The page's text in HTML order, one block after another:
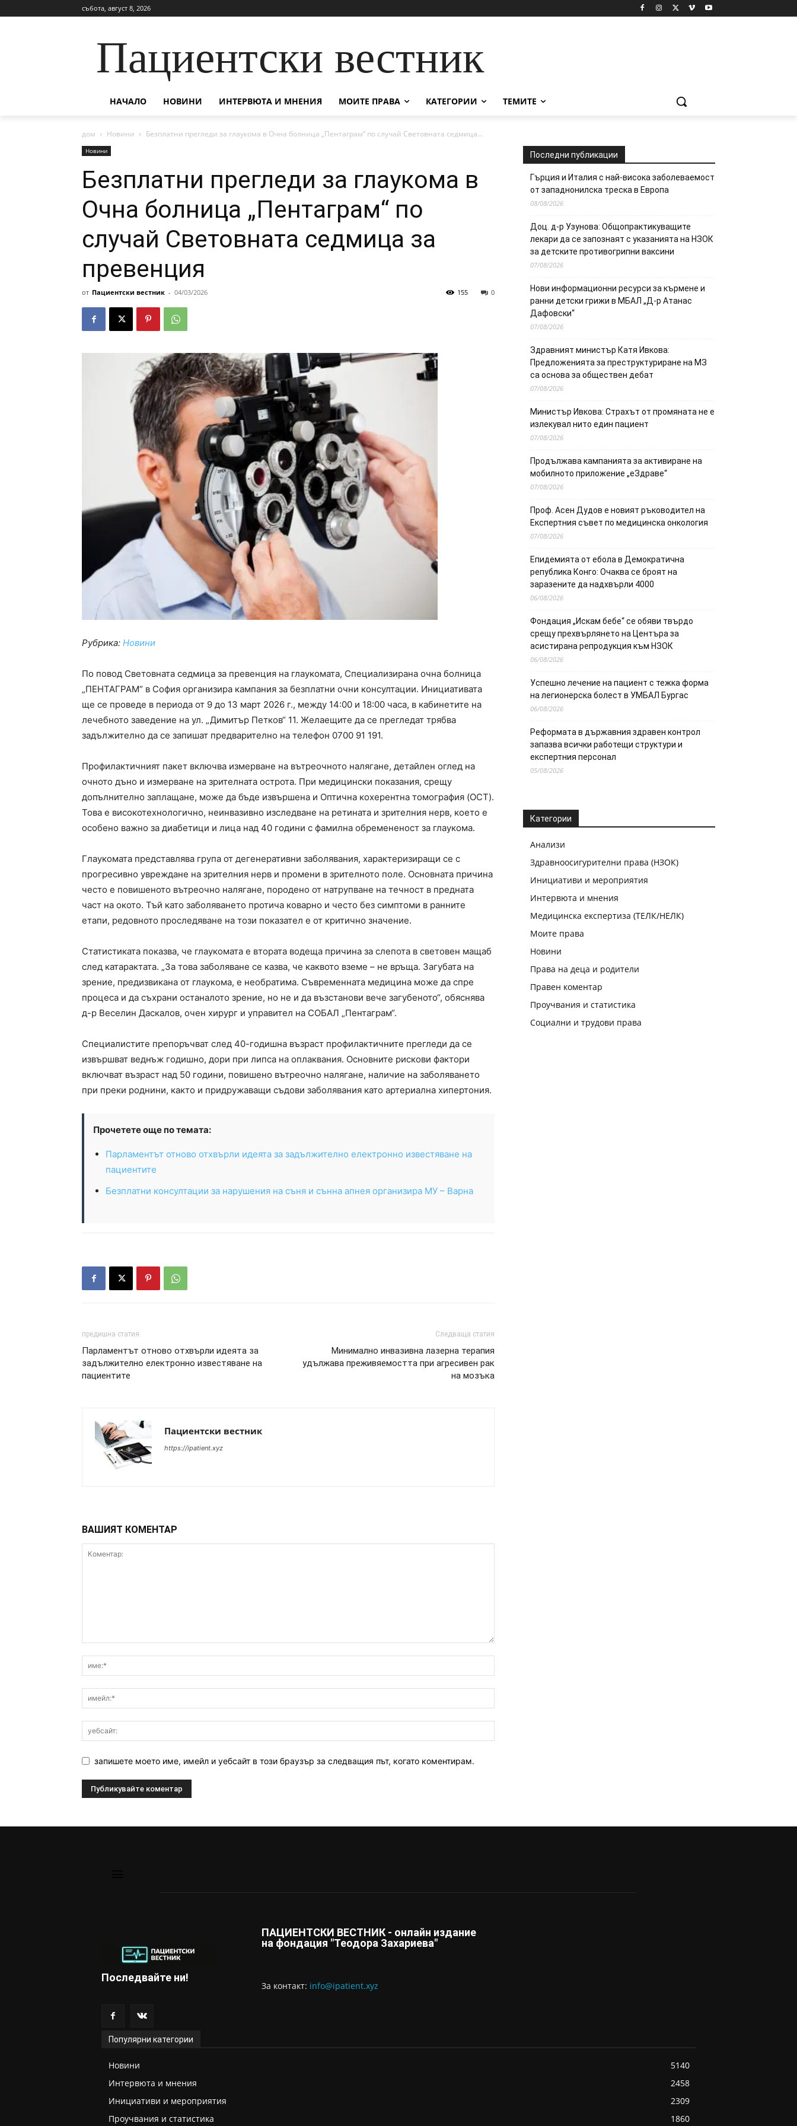
събота, август 8, 2026
Пациентски вестник
НАЧАЛО НОВИНИ ИНТЕРВЮТА И МНЕНИЯ МОИТЕ ПРАВА КАТЕГОРИИ ТЕМИТЕ
дом Новини Безплатни прегледи за глаукома в Очна болница „Пентаграм“ по случай Световната седмица...
Новини
Безплатни прегледи за глаукома в
Очна болница „Пентаграм“ по
случай Световната седмица за
превенция
от Пациентски вестник - 04/03/2026 0
155
Рубрика: Новини
По повод Световната седмица за превенция на глаукомата, Специализирана очна болница
„ПЕНТАГРАМ“ в София организира кампания за безплатни очни консултации. Инициативата
ще се проведе в периода от 9 до 13 март 2026 г., между 14:00 и 18:00 часа, в кабинетите на
лечебното заведение на ул. „Димитър Петков“ 11. Желаещите да се прегледат трябва
задължително да се запишат предварително на телефон 0700 91 191.
Профилактичният пакет включва измерване на вътреочното налягане, детайлен оглед на
очното дъно и измерване на зрителната острота. При медицински показания, срещу
допълнително заплащане, може да бъде извършена и Оптична кохерентна томография (OCT).
Това е високотехнологично, неинвазивно изследване на ретината и зрителния нерв, което е
особено важно за диабетици и лица над 40 години с фамилна обремененост за глаукома.
Глаукомата представлява група от дегенеративни заболявания, характеризиращи се с
прогресивно увреждане на зрителния нерв и промени в зрителното поле. Основната причина
често е повишеното вътреочно налягане, породено от натрупване на течност в предната
част на окото. Тъй като заболяването протича коварно и често без симптоми в ранните
етапи, редовното проследяване на този показател е от критично значение.
Статистиката показва, че глаукомата е втората водеща причина за слепота в световен мащаб
след катарактата. „За това заболяване се казва, че каквото вземе – не връща. Загубата на
зрение, предизвикана от глаукома, е необратима. Съвременната медицина може да спре
процеса и да съхрани останалото зрение, но не и да възстанови вече загубеното“, обяснява
д-р Веселин Даскалов, очен хирург и управител на СОБАЛ „Пентаграм“.
Специалистите препоръчват след 40-годишна възраст профилактичните прегледи да се
извършват веднъж годишно, дори при липса на оплаквания. Основните рискови фактори
включват възраст над 50 години, повишено вътреочно налягане, наличие на заболяването
при преки роднини, както и придружаващи съдови заболявания като артериална хипертония.
Прочетете още по темата:
Парламентът отново отхвърли идеята за задължително електронно известяване на
пациентите
Безплатни консултации за нарушения на съня и сънна апнея организира МУ – Варна
предишна статия
Парламентът отново отхвърли идеята за
задължително електронно известяване на
пациентите
Следваща статия
Минимално инвазивна лазерна терапия
удължава преживяемостта при агресивен рак
на мозъка
Пациентски вестник
https://ipatient.xyz
ВАШИЯТ КОМЕНТАР
запишете моето име, имейл и уебсайт в този браузър за следващия път, когато коментирам.
Последни публикации
Гърция и Италия с най-висока заболеваемост
от западнонилска треска в Европа
08/08/2026
Доц. д-р Узунова: Общопрактикуващите
лекари да се запознаят с указанията на НЗОК
за детските противогрипни ваксини
07/08/2026
Нови информационни ресурси за кърмене и
ранни детски грижи в МБАЛ „Д-р Атанас
Дафовски“
07/08/2026
Здравният министър Катя Ивкова:
Предложенията за преструктуриране на МЗ
са основа за обществен дебат
07/08/2026
Министър Ивкова: Страхът от промяната не е
излекувал нито един пациент
07/08/2026
Продължава кампанията за активиране на
мобилното приложение „еЗдраве“
07/08/2026
Проф. Асен Дудов е новият ръководител на
Експертния съвет по медицинска онкология
07/08/2026
Епидемията от ебола в Демократична
република Конго: Очаква се броят на
заразените да надхвърли 4000
06/08/2026
Фондация „Искам бебе“ се обяви твърдо
срещу прехвърлянето на Центъра за
асистирана репродукция към НЗОК
06/08/2026
Успешно лечение на пациент с тежка форма
на легионерска болест в УМБАЛ Бургас
06/08/2026
Реформата в държавния здравен контрол
запазва всички работещи структури и
експертния персонал
05/08/2026
Категории
Анализи
Здравноосигурителни права (НЗОК)
Инициативи и мероприятия
Интервюта и мнения
Медицинска експертиза (ТЕЛК/НЕЛК)
Моите права
Новини
Права на деца и родители
Правен коментар
Проучвания и статистика
Социални и трудови права
Последвайте ни!
ПАЦИЕНТСКИ ВЕСТНИК - онлайн издание
на фондация "Теодора Захариева"
За контaкт: info@ipatient.xyz
Популярни категории
Новини
5140
Интервюта и мнения
2458
Инициативи и мероприятия
2309
Проучвания и статистика
1860